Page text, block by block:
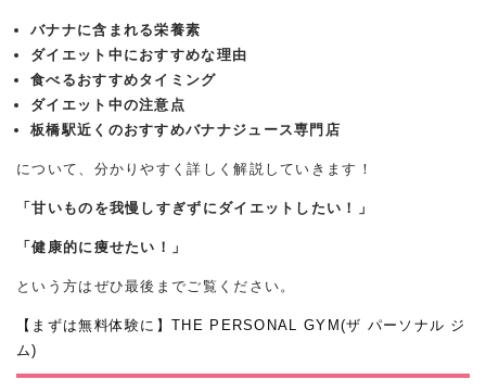
バナナに含まれる栄養素
ダイエット中におすすめな理由
食べるおすすめタイミング
ダイエット中の注意点
板橋駅近くのおすすめバナナジュース専門店
について、分かりやすく詳しく解説していきます！
「甘いものを我慢しすぎずにダイエットしたい！」
「健康的に痩せたい！」
という方はぜひ最後までご覧ください。
【まずは無料体験に】THE PERSONAL GYM(ザ パーソナル ジ
ム)